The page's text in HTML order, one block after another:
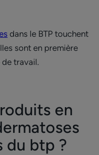
dans le BTP touchent
sont en première
travail.
en
du btp ?